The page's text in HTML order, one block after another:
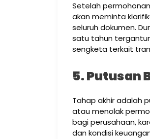
Setelah
akan meminta
seluruh dokumen.
satu tahun
sengketa terkait
5. Putusan
Tahap akhir adalah
atau menolak
bagi perusahaan,
dan kondisi